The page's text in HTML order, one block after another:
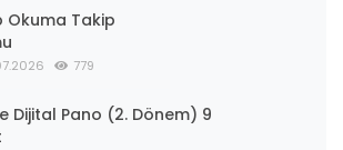
Okuma Takip
779
Dijital Pano (2. Dönem) 9